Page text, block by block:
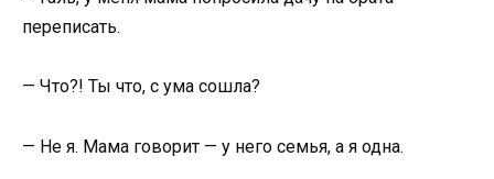
переписать.
— Что?! Ты что, с ума сошла?
— Не я. Мама говорит — у него семья, а я одна.